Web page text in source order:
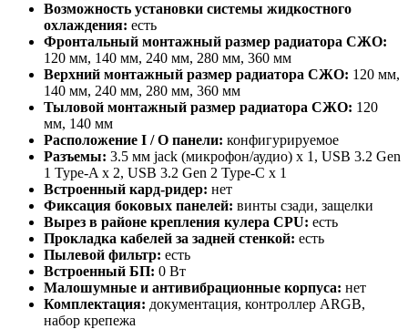
Возможность установки системы жидкостного
охлаждения: есть
Фронтальный монтажный размер радиатора СЖО:
120 мм, 140 мм, 240 мм, 280 мм, 360 мм
Верхний монтажный размер радиатора СЖО: 120 мм,
140 мм, 240 мм, 280 мм, 360 мм
Тыловой монтажный размер радиатора СЖО: 120
мм, 140 мм
Расположение I / O панели: конфигурируемое
Разъемы: 3.5 мм jack (микрофон/аудио) х 1, USB 3.2 Gen
1 Type-A х 2, USB 3.2 Gen 2 Type-C х 1
Встроенный кард-ридер: нет
Фиксация боковых панелей: винты сзади, защелки
Вырез в районе крепления кулера CPU: есть
Прокладка кабелей за задней стенкой: есть
Пылевой фильтр: есть
Встроенный БП: 0 Вт
Малошумные и антивибрационные корпуса: нет
Комплектация: документация, контроллер ARGB,
набор крепежа